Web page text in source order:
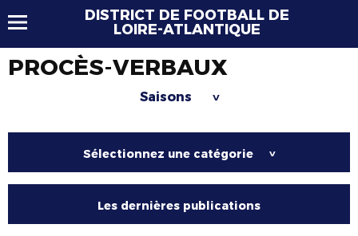
DISTRICT DE FOOTBALL DE
LOIRE-ATLANTIQUE
PROCÈS-VERBAUX
Saisons >
Sélectionnez une catégorie >
Les dernières publications